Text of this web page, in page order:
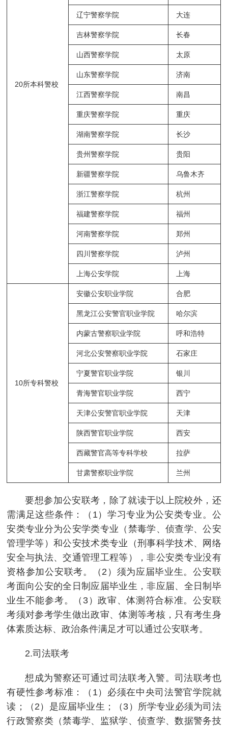
20所本科警校
辽宁警察学院 大连
吉林警察学院 长春
山西警察学院 太原
山东警察学院 济南
江西警察学院 南昌
重庆警察学院 重庆
湖南警察学院 长沙
贵州警察学院 贵阳
新疆警察学院 乌鲁木齐
浙江警察学院 杭州
福建警察学院 福州
河南警察学院 郑州
四川警察学院 泸州
上海公安学院 上海
10所专科警校
安徽公安职业学院 合肥
黑龙江公安警官职业学院 哈尔滨
内蒙古警察职业学院 呼和浩特
河北公安警察职业学院 石家庄
宁夏警官职业学院 银川
青海警官职业学院 西宁
天津公安警官职业学院 天津
陕西警官职业学院 西安
西藏警官高等专科学校 拉萨
甘肃警察职业学院 兰州
要想参加公安联考，除了就读于以上院校外，还
需满足这些条件：（1）学习专业为公安类专业。公
安类专业分为公安学类专业（禁毒学、侦查学、公安
管理学等）和公安技术类专业（刑事科学技术、网络
安全与执法、交通管理工程等），非公安类专业没有
资格参加公安联考。（2）须为应届毕业生。公安联
考面向公安的全日制应届毕业生，非应届、全日制毕
业生不能参考。（3）政审、体测符合标准。公安联
考须对参考学生做出政审、体测等考核，只有考生身
体素质达标、政治条件满足才可以通过公安联考。
2.司法联考
想成为警察还可通过司法联考入警。司法联考也
有硬性参考标准：（1）必须在中央司法警官学院就
读；（2）是应届毕业生；（3）所学专业必须为司法
行政警察类（禁毒学、监狱学、侦查学、数据警务技